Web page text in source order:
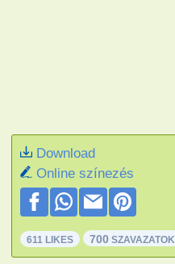
Download
Online színezés
611 LIKES 700 SZAVAZATOK